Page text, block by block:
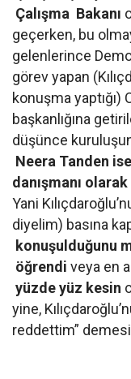
Çalışma Bakanı
geçerken, bu
gelenlerince
görev yapan
konuşma
başkanlığına
düşünce
Neera Tanden
danışmanı
Yani
diyelim) basına
konuşulduğunu
öğrendi veya en
yüzde yüz kesin
yine,
reddettim”